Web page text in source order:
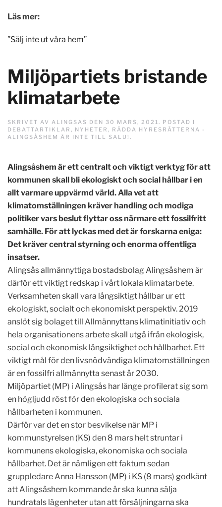
Läs mer:
”Sälj inte ut våra hem”
Miljöpartiets bristande
klimatarbete
SKRIVET AV ALINGSAS DEN 30 MARS, 2021. POSTAD I
DEBATTARTIKLAR , NYHETER , RÄDDA HYRESRÄTTERNA -
ALINGSÅSHEM ÄR INTE TILL SALU! .
Alingsåshem är ett centralt och viktigt verktyg för att
kommunen skall bli ekologiskt och social hållbar i en
allt varmare uppvärmd värld. Alla vet att
klimatomställningen kräver handling och modiga
politiker vars beslut flyttar oss närmare ett fossilfritt
samhälle. För att lyckas med det är forskarna eniga:
Det kräver central styrning och enorma offentliga
insatser.
Alingsås allmännyttiga bostadsbolag Alingsåshem är
därför ett viktigt redskap i vårt lokala klimatarbete.
Verksamheten skall vara långsiktigt hållbar ur ett
ekologiskt, socialt och ekonomiskt perspektiv. 2019
anslöt sig bolaget till Allmännyttans klimatinitiativ och
hela organisationens arbete skall utgå ifrån ekologisk,
social och ekonomisk långsiktighet och hållbarhet. Ett
viktigt mål för den livsnödvändiga klimatomställningen
är en fossilfri allmännytta senast år 2030.
Miljöpartiet (MP) i Alingsås har länge profilerat sig som
en högljudd röst för den ekologiska och sociala
hållbarheten i kommunen.
Därför var det en stor besvikelse när MP i
kommunstyrelsen (KS) den 8 mars helt struntar i
kommunens ekologiska, ekonomiska och sociala
hållbarhet. Det är nämligen ett faktum sedan
gruppledare Anna Hansson (MP) i KS (8 mars) godkänt
att Alingsåshem kommande år ska kunna sälja
hundratals lägenheter utan att försäljningarna ska